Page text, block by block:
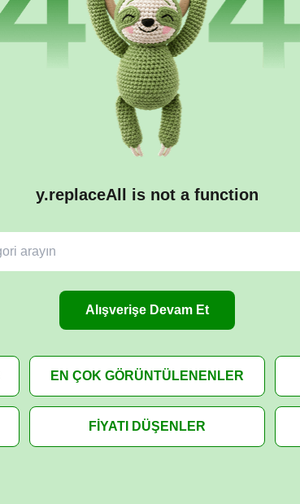
y.replaceAll is not a function
Alışverişe Devam Et
EN ÇOK GÖRÜNTÜLENENLER
FİYATI DÜŞENLER